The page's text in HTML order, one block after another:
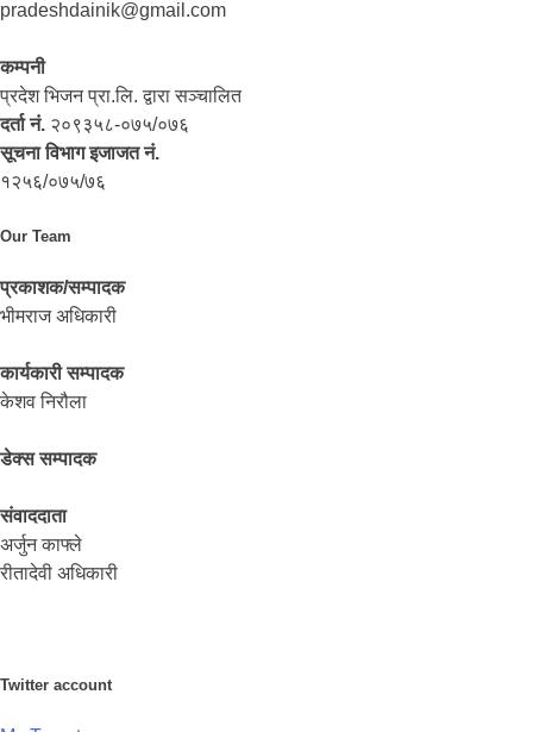
pradeshdainik@gmail.com
कम्पनी
प्रदेश भिजन प्रा.लि. द्वारा सञ्‍चालित
दर्ता नं. २०९३५८-०७५/०७६
सूचना विभाग इजाजत नं.
१२५६/०७५/७६
Our Team
प्रकाशक/सम्पादक
भीमराज अधिकारी
कार्यकारी सम्पादक
केशव निरौला
डेक्स सम्पादक
संवाददाता
अर्जुन काफ्ले
रीतादेवी अधिकारी
Twitter account